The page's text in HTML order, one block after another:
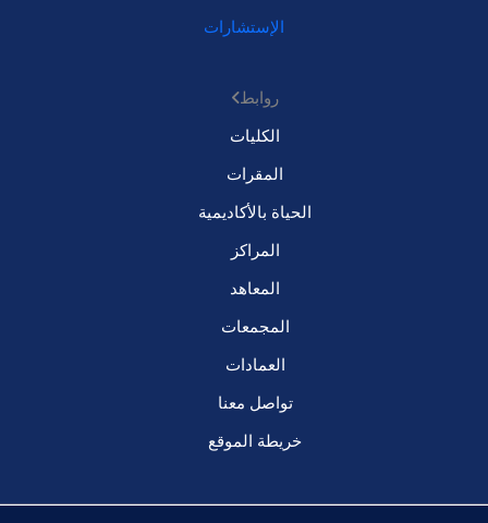
الإستشارات
روابط
الكليات
المقرات
الحياة بالأكاديمية
المراكز
المعاهد
المجمعات
العمادات
تواصل معنا
خريطة الموقع